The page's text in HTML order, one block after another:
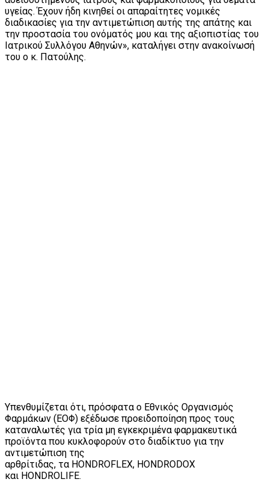
υγείας. Έχουν ήδη κινηθεί οι απαραίτητες νομικές
διαδικασίες για την αντιμετώπιση αυτής της απάτης και
την προστασία του ονόματός μου και της αξιοπιστίας του
Ιατρικού Συλλόγου Αθηνών», καταλήγει στην ανακοίνωσή
του ο κ. Πατούλης.
Υπενθυμίζεται ότι, πρόσφατα ο Εθνικός Οργανισμός
Φαρμάκων (ΕΟΦ) εξέδωσε προειδοποίηση προς τους
καταναλωτές για τρία μη εγκεκριμένα φαρμακευτικά
προϊόντα που κυκλοφορούν στο διαδίκτυο για την
αντιμετώπιση της
αρθρίτιδας, τα HONDROFLEX, HONDRODOX
και HONDROLIFE.